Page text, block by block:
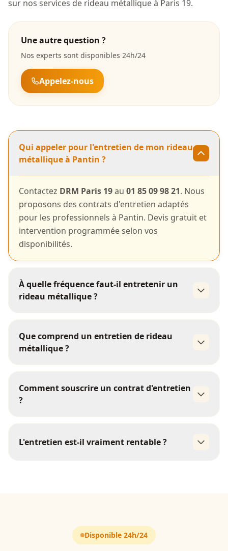
sur nos services de rideau métallique à Paris 19.
Une autre question ?
Nos experts sont disponibles 24h/24
Appelez-nous
Qui appeler pour l'entretien de mon rideau
métallique à Pantin ?
Contactez DRM Paris 19au 01 85 09 98 21. Nous
proposons des contrats d'entretien adaptés
pour les professionnels à Pantin. Devis gratuit et
intervention programmée selon vos
disponibilités.
À quelle fréquence faut-il entretenir un
rideau métallique ?
annuelle
Que comprend un entretien de rideau
métallique ?
visuelle graissage
réglage
Comment souscrire un contrat d'entretien
?
L'entretien est-il vraiment rentable ?
Disponible 24h/24